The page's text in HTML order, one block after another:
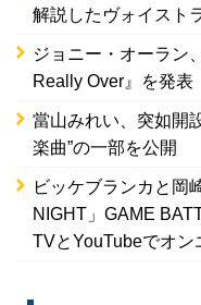
解説したヴォイスト
ジョニー・オーラン
Really Over』を発表
當山みれい、突如開
楽曲”の一部を公開
ビッケブランカと岡
NIGHT」GAME
TVとYouTubeでオン